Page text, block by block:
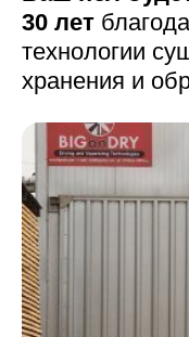
30 лет
технологии
хранения и